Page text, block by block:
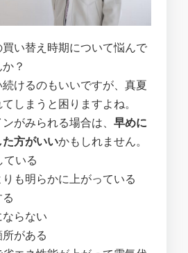
い替え時期について悩んで
？
けるのもいいですが、真夏
しまうと困りますよね。
がみられる場合は、早めに
方がいいかもしれません。
ている
りも明らかに上がっている
ならない
がある